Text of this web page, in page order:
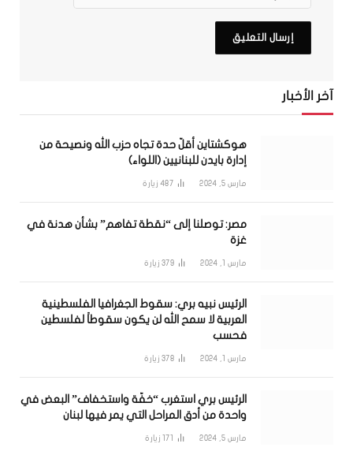
آخر الأخبار
هوكشتاين أقلّ حدة تجاه حزب الله ونصيحة من
إدارة بايدن للبنانيين (اللواء)
مارس 5, 2024 487 زيارة
مصر: توصلنا إلى “نقطة تفاهم” بشأن هدنة في
غزة
مارس 1, 2024 379 زيارة
الرئيس نبيه بري: سقوط الجغرافيا الفلسطينية
العربية لا سمح الله لن يكون سقوطاً لفلسطين
فحسب
مارس 1, 2024 378 زيارة
الرئيس بري استغرب “خفّة واستخفاف” البعض في
واحدة من أدق المراحل التي يمر فيها لبنان
مارس 5, 2024 171 زيارة